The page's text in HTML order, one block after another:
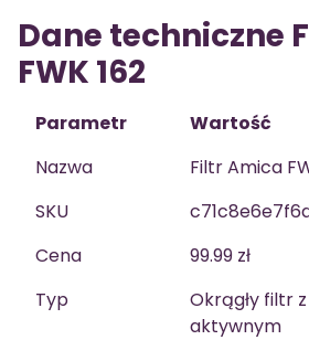
Dane techniczne
FWK 162
Parametr
Wartość
Nazwa
Filtr Amica
SKU
Cena
99.99 zł
Typ
Okrągły filtr
aktywnym